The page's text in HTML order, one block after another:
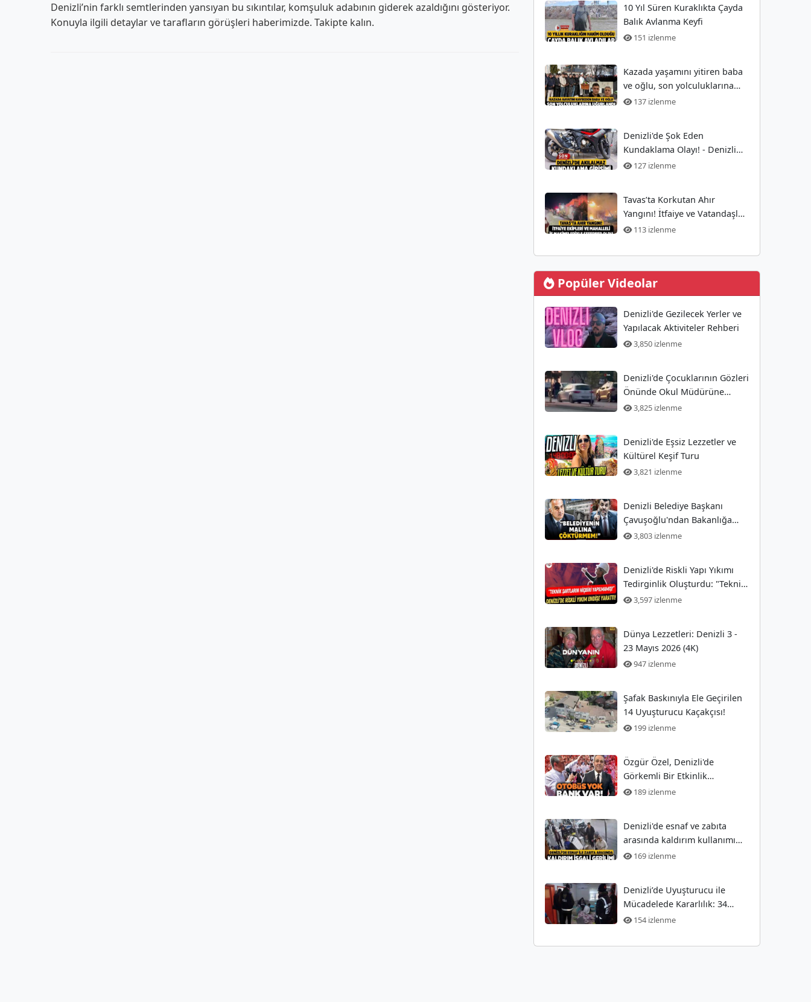
Denizli’nin farklı semtlerinden yansıyan bu sıkıntılar, komşuluk adabının giderek azaldığını gösteriyor.
Konuyla ilgili detaylar ve tarafların görüşleri haberimizde. Takipte kalın.
10 Yıl Süren Kuraklıkta Çayda
Balık Avlanma Keyfi
151 izlenme
Kazada yaşamını yitiren baba
ve oğlu, son yolculuklarına
uğurlandı
137 izlenme
Denizli'de Şok Eden
Kundaklama Olayı! - Denizli
Haberleri -
127 izlenme
Tavas’ta Korkutan Ahır
Yangını! İtfaiye ve Vatandaşlar
Müdahalede Bulundu
113 izlenme
Popüler Videolar
Denizli'de Gezilecek Yerler ve
Yapılacak Aktiviteler Rehberi
3,850 izlenme
Denizli'de Çocuklarının Gözleri
Önünde Okul Müdürüne
Yönelik Silahlı Saldırı
3,825 izlenme
Denizli'de Eşsiz Lezzetler ve
Kültürel Keşif Turu
3,821 izlenme
Denizli Belediye Başkanı
Çavuşoğlu'ndan Bakanlığa
Sert Tepki
3,803 izlenme
Denizli'de Riskli Yapı Yıkımı
Tedirginlik Oluşturdu: "Teknik
Şartlar Hiç Yerine Getirilmedi!"
3,597 izlenme
Dünya Lezzetleri: Denizli 3 -
23 Mayıs 2026 (4K)
947 izlenme
Şafak Baskınıyla Ele Geçirilen
14 Uyuşturucu Kaçakçısı!
199 izlenme
Özgür Özel, Denizli'de
Görkemli Bir Etkinlik
Düzenledi! Ekrem Açıkel Tarihi
189 izlenme
Denizli'de esnaf ve zabıta
arasında kaldırım kullanımı
nedeniyle gergin anlar
169 izlenme
Denizli’de Uyuşturucu ile
Mücadelede Kararlılık: 34
Gözaltı
154 izlenme